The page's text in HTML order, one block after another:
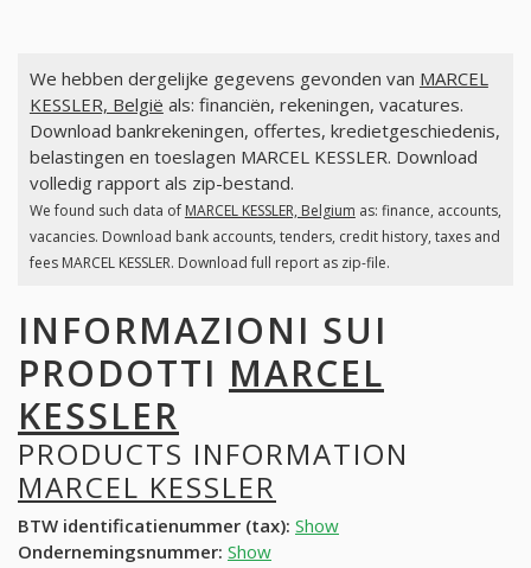
We hebben dergelijke gegevens gevonden van MARCEL
KESSLER, België als: financiën, rekeningen, vacatures.
Download bankrekeningen, offertes, kredietgeschiedenis,
belastingen en toeslagen MARCEL KESSLER. Download
volledig rapport als zip-bestand.
We found such data of MARCEL KESSLER, Belgium as: finance, accounts,
vacancies. Download bank accounts, tenders, credit history, taxes and
fees MARCEL KESSLER. Download full report as zip-file.
INFORMAZIONI SUI
PRODOTTI MARCEL
KESSLER
PRODUCTS INFORMATION
MARCEL KESSLER
BTW identificatienummer (tax): Show
Ondernemingsnummer: Show